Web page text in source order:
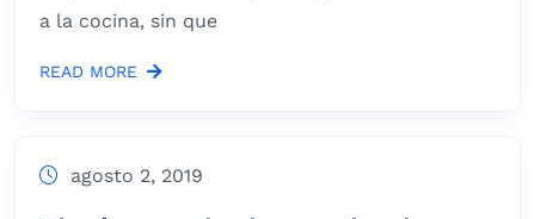
a la cocina, sin que
READ MORE
agosto 2, 2019